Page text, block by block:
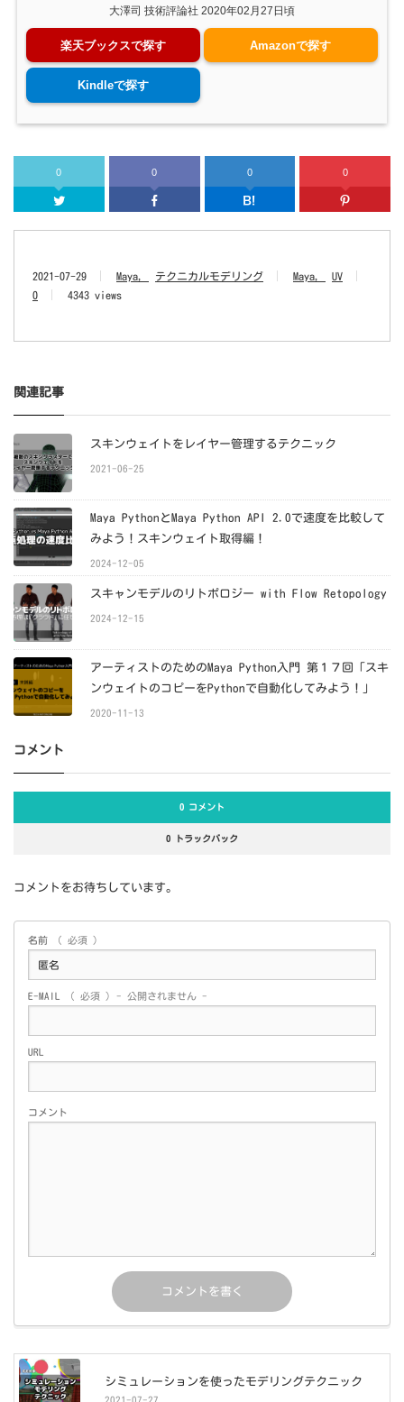
大澤司 技術評論社 2020年02月27日頃
楽天ブックスで探す Amazonで探す
Kindleで探す
0
Twitter
0
Facebook
0
はてなブッ
0
2021-07-29 Maya テクニカルモデリング Maya
UV
0
4343 views
関連記事
スキンウェイトをレイヤー管理するテクニック
2021-06-25
Maya PythonとMaya Python API 2.0で速度を比較して
みよう！スキンウェイト取得編！
2024-12-05
スキャンモデルのリトポロジー with Flow Retopology
2024-12-15
アーティストのためのMaya Python入門 第１７回「スキ
ンウェイトのコピーをPythonで自動化してみよう！」
2020-11-13
コメント
0 コメント
0 トラックバック
コメントをお待ちしています。
名前 ( 必須 )
E-MAIL ( 必須 ) - 公開されません -
URL
コメント
シミュレーションを使ったモデリングテクニック
2021-07-27